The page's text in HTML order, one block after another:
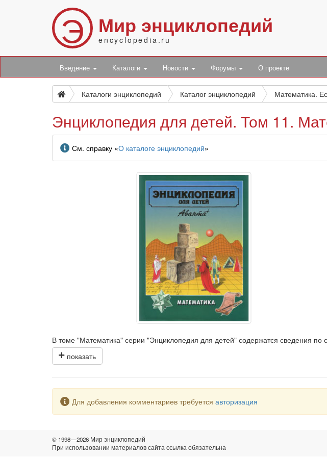
Э Мир энциклопедий
encyclopedia.ru
Введение Каталоги Новости Форумы О проекте
Каталоги энциклопедий Каталог энциклопедий
Энциклопедия для детей. Том 11.
Информация
См. справку «О каталоге энциклопедий»
В томе "Математика" серии "Энциклопедия для детей" содержатся сведения
программу, так и выходящим за ее рамки. Это и справочное пособие для
доступность изложения. Авторы статей — ведущие ученые, опытные
Предупреждение
Для добавления комментариев требуется авторизация
© 1998—2026 Мир энциклопедий
При использовании материалов сайта ссылка обязательна